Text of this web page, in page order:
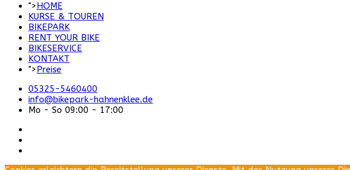
">HOME
KURSE & TOUREN
BIKEPARK
RENT YOUR BIKE
BIKESERVICE
KONTAKT
">Preise
05325-5460400
info@bikepark-hahnenklee.de
Mo - So 09:00 - 17:00